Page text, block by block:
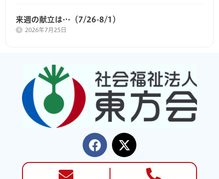
来週の献立は…（7/26-8/1）
2026年7月25日